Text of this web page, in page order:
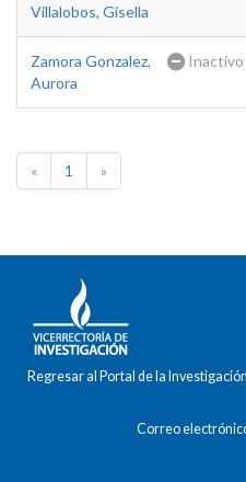
Villalobos, Gisella
Zamora Gonzalez,
Aurora
Inactivo
« 1 »
Regresar al Portal de la Investigación
Correo